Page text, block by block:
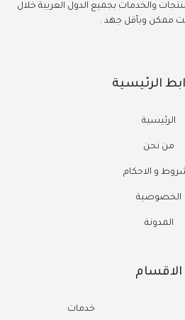
والخدمات بجميع الدول العربية خلال
ممكن وبأقل جهد .
الرئيسية
الرئيسية
من نحن
و الاحكام
الخصوصية
المدونة
الاقسام
خدمات